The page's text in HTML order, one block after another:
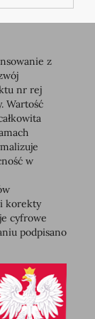
z
nr rej
Wartość
w
korekty
cyfrowe
podpisano